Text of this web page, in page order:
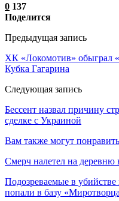
0 137
Поделится
Предыдущая запись
ХК «Локомотив» обыграл
Кубка Гагарина
Следующая запись
Бессент назвал причину
сделке с Украиной
Вам также могут
Смерч налетел на
Подозреваемые в
попали в базу